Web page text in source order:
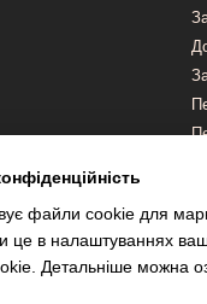
файли cookie для
це в налаштуваннях
Детальніше можна